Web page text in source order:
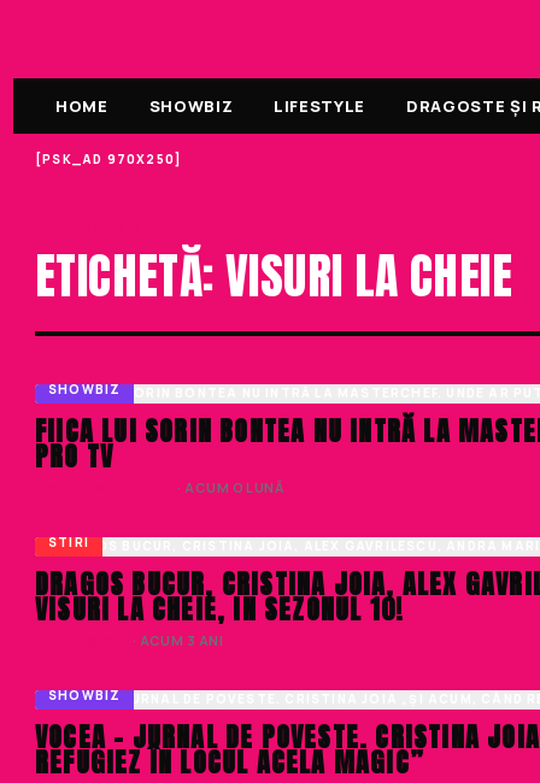
HOME SHOWBIZ LIFESTYLE DRAGOSTE ȘI
[PSK_AD 970X250]
ETICHETĂ: VISURI LA CHEIE
SHOWBIZ
FIICA LUI SORIN BONTEA NU INTRĂ LA
PRO TV
· ACUM O LUNĂ
STIRI
DRAGOS BUCUR, CRISTINA JOIA, ALEX
VISURI LA CHEIE, IN SEZONUL 10!
· ACUM 3 ANI
SHOWBIZ
VOCEA – JURNAL DE POVESTE. CRISTINA
REFUGIEZ ÎN LOCUL ACELA MAGIC”